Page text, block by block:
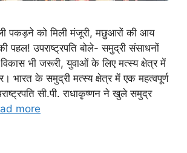
पकड़ने को मिली मंजूरी, मछुआरों की आय
पहल! उपराष्ट्रपति बोले- समुद्री संसाधनों
भी जरूरी, युवाओं के लिए मत्स्य क्षेत्र में
भारत के समुद्री मत्स्य क्षेत्र में एक महत्वपूर्ण
सी.पी. राधाकृष्णन ने खुले समुद्र
more